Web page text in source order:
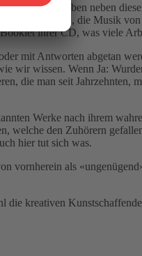
nach und haben neben
selber machen, die Musik
ihrer CD, was viele
mit Antworten abgetan
wir wissen. Wenn Ja:
man seit Jahrzehnten,
Werke nach ihrem
welche den Zuhörern
hier tut sich was.
vornherein als
kreativen